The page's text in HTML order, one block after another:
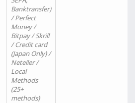
Banktransfer)
/ Perfect
Money /
Bitpay / Skrill
/ Credit card
(Japan Only) /
Neteller /
Local
Methods
(25+
methods)